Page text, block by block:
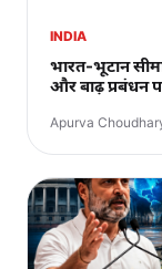
INDIA
भारत-भूटान
और बाढ़ प्रबंधन
Apurva